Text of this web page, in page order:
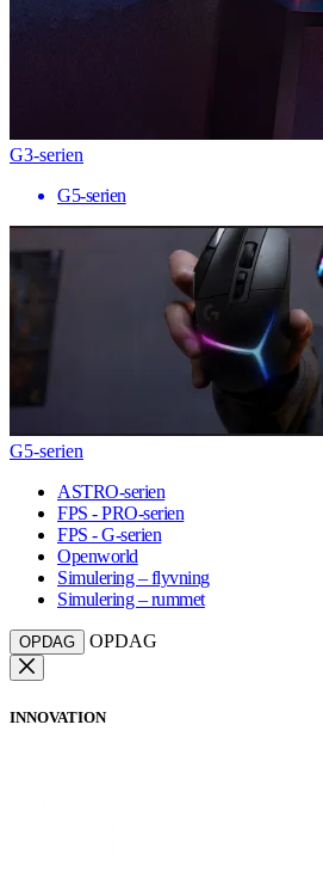
G3-serien
G5-serien
G5-serien
ASTRO-serien
FPS - PRO-serien
FPS - G-serien
Openworld
Simulering – flyvning
Simulering – rummet
OPDAG OPDAG
INNOVATION